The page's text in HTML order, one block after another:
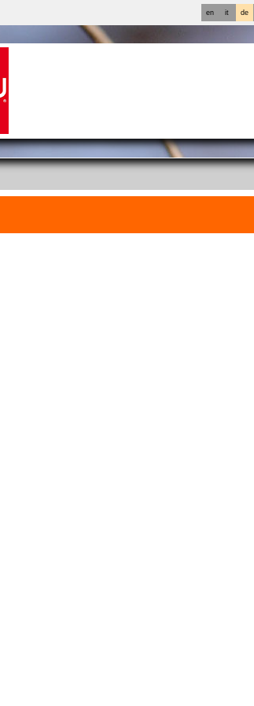
de
it
en